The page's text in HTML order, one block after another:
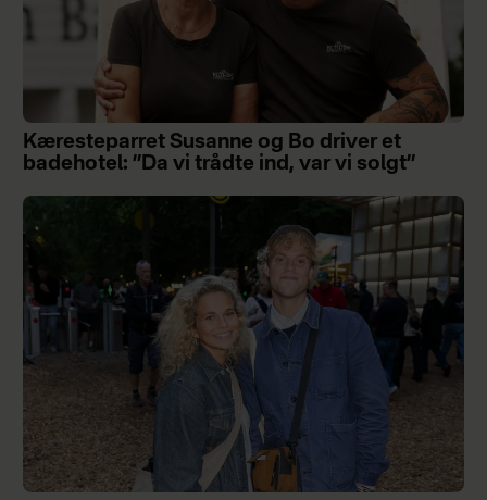
Kæresteparret Susanne og Bo driver et
badehotel: ”Da vi trådte ind, var vi solgt”